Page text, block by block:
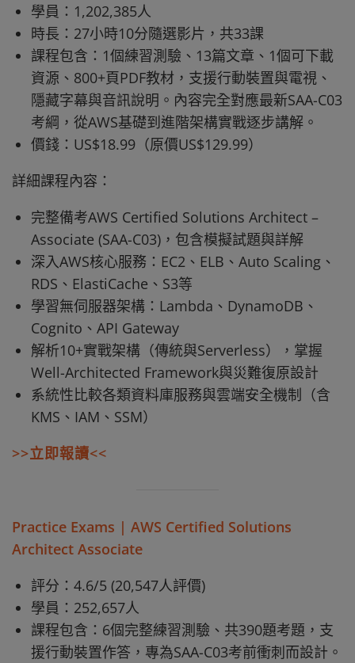
學員：1,202,385人
時長：27小時10分隨選影片，共33課
課程包含：1個練習測驗、13篇文章、1個可下載
資源、800+頁PDF教材，支援行動裝置與電視、
隱藏字幕與音訊說明。內容完全對應最新SAA-C03
考綱，從AWS基礎到進階架構實戰逐步講解。
價錢：US$18.99（原價US$129.99）
詳細課程內容：
完整備考AWS Certified Solutions Architect –
Associate (SAA-C03)，包含模擬試題與詳解​
深入AWS核心服務：EC2、ELB、Auto Scaling、
RDS、ElastiCache、S3等
學習無伺服器架構：Lambda、DynamoDB、
Cognito、API Gateway
解析10+實戰架構（傳統與Serverless），掌握
Well-Architected Framework與災難復原設計
系統性比較各類資料庫服務與雲端安全機制（含
KMS、IAM、SSM）​
>>立即報讀<<
Practice Exams | AWS Certified Solutions
Architect Associate
評分：4.6/5 (20,547人評價)
學員：252,657人
課程包含：6個完整練習測驗、共390題考題，支
援行動裝置作答，專為SAA-C03考前衝刺而設計。